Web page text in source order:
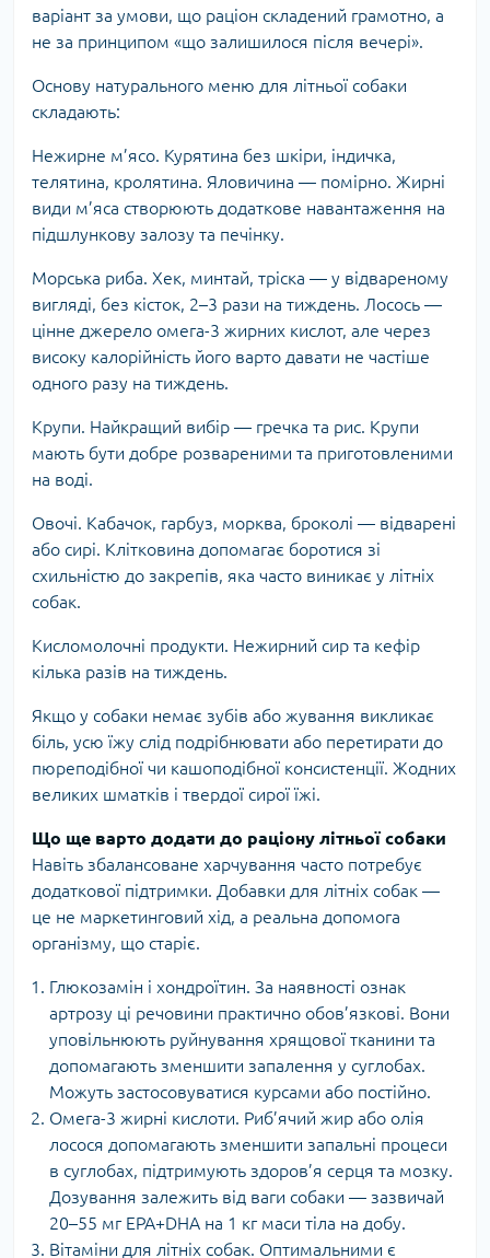
варіант за умови, що раціон складений грамотно, а
не за принципом «що залишилося після вечері».
Основу натурального меню для літньої собаки
складають:
Нежирне м’ясо. Курятина без шкіри, індичка,
телятина, кролятина. Яловичина — помірно. Жирні
види м’яса створюють додаткове навантаження на
підшлункову залозу та печінку.
Морська риба. Хек, минтай, тріска — у відвареному
вигляді, без кісток, 2–3 рази на тиждень. Лосось —
цінне джерело омега-3 жирних кислот, але через
високу калорійність його варто давати не частіше
одного разу на тиждень.
Крупи. Найкращий вибір — гречка та рис. Крупи
мають бути добре розвареними та приготовленими
на воді.
Овочі. Кабачок, гарбуз, морква, броколі — відварені
або сирі. Клітковина допомагає боротися зі
схильністю до закрепів, яка часто виникає у літніх
собак.
Кисломолочні продукти. Нежирний сир та кефір
кілька разів на тиждень.
Якщо у собаки немає зубів або жування викликає
біль, усю їжу слід подрібнювати або перетирати до
пюреподібної чи кашоподібної консистенції. Жодних
великих шматків і твердої сирої їжі.
Що ще варто додати до раціону літньої собаки
Навіть збалансоване харчування часто потребує
додаткової підтримки. Добавки для літніх собак —
це не маркетинговий хід, а реальна допомога
організму, що старіє.
Глюкозамін і хондроїтин. За наявності ознак
артрозу ці речовини практично обов’язкові. Вони
уповільнюють руйнування хрящової тканини та
допомагають зменшити запалення у суглобах.
Можуть застосовуватися курсами або постійно.
Омега-3 жирні кислоти. Риб’ячий жир або олія
лосося допомагають зменшити запальні процеси
в суглобах, підтримують здоров’я серця та мозку.
Дозування залежить від ваги собаки — зазвичай
20–55 мг EPA+DHA на 1 кг маси тіла на добу.
Вітаміни для літніх собак. Оптимальними є